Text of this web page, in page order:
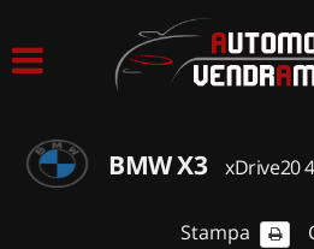
ACQUISTIAMO USATO
BMW X3 xDrive20
Stampa